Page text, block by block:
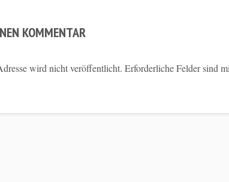
KOMMENTAR
wird nicht veröffentlicht. Erforderliche Felder sind